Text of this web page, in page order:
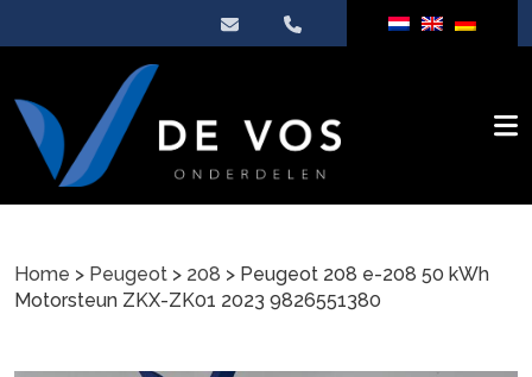
Home > Peugeot > 208 > Peugeot 208 e-208 50 kWh
Motorsteun ZKX-ZK01 2023 9826551380